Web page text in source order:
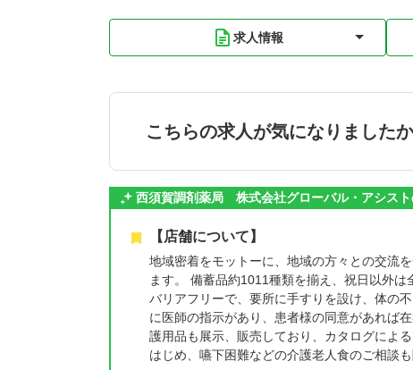
求人情報
こちらの求人が気になりました
西須賀調剤薬局 株式会社グローバル・アシスト
【店舗について】
地域密着をモットーに、地域の方々との交流
ます。 備蓄品約1011種類を揃え、祝日以外
バリアフリーで、要所に手すりを設け、体の
に医師の指示があり、患者様の同意があれば
護用品も展示、販売しており、カタログによ
はじめ、嚥下困難などの介護老人食のご相談